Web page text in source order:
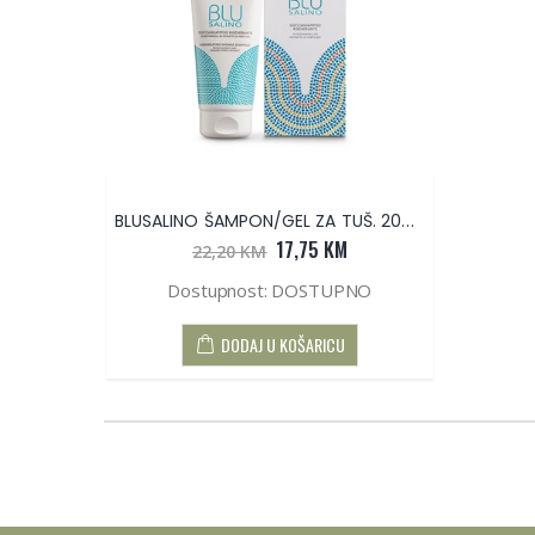
BLUSALINO ŠAMPON/GEL ZA TUŠ. 200 ML
22,20 KM 17,75 KM
Dostupnost: DOSTUPNO
DODAJ U KOŠARICU